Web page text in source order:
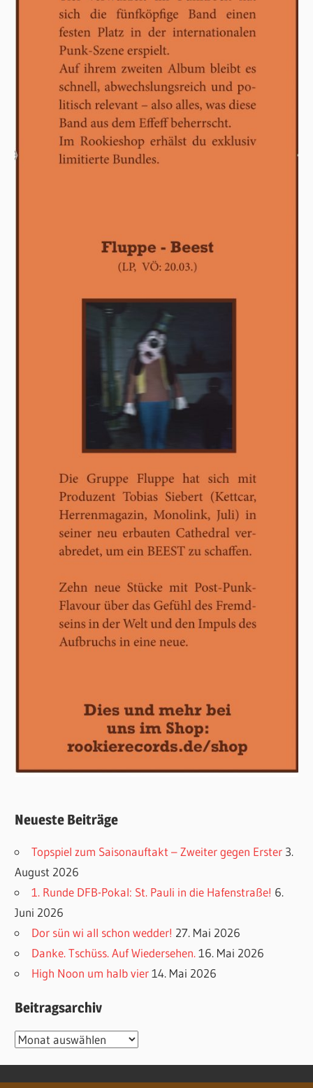
Neueste Beiträge
Topspiel zum Saisonauftakt – Zweiter gegen Erster 3.
August 2026
1. Runde DFB-Pokal: St. Pauli in die Hafenstraße! 6.
Juni 2026
Dor sün wi all schon wedder! 27. Mai 2026
Danke. Tschüss. Auf Wiedersehen. 16. Mai 2026
High Noon um halb vier 14. Mai 2026
Beitragsarchiv
Beitragsarchiv